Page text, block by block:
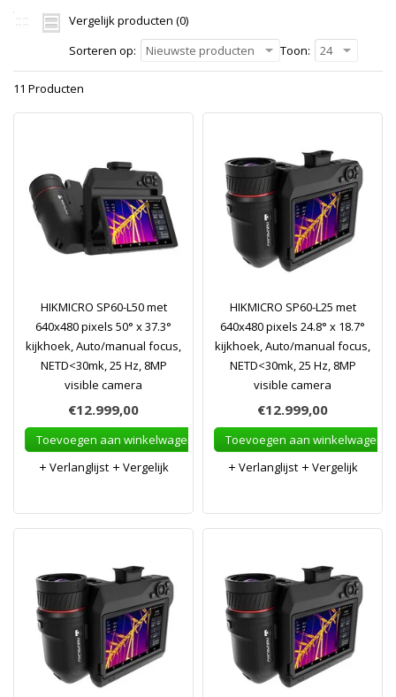
Vergelijk producten (0)
Sorteren op:
Nieuwste producten Toon: 24
11 Producten
HIKMICRO SP60-L50 met
640x480 pixels 50° x 37.3°
kijkhoek, Auto/manual focus,
NETD<30mk, 25 Hz, 8MP
visible camera
€12.999,00
Toevoegen aan winkelwagen
Verlanglijst
Vergelijk
HIKMICRO SP60-L25 met
640x480 pixels 24.8° x 18.7°
kijkhoek, Auto/manual focus,
NETD<30mk, 25 Hz, 8MP
visible camera
€12.999,00
Toevoegen aan winkelwagen
Verlanglijst
Vergelijk